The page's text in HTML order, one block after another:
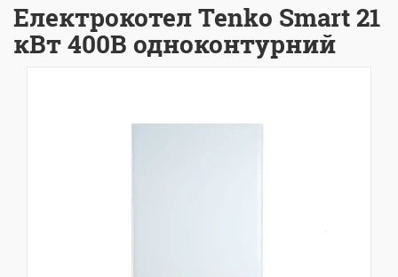
Електрокотел Tenko Smart 21
кВт 400В одноконтурний